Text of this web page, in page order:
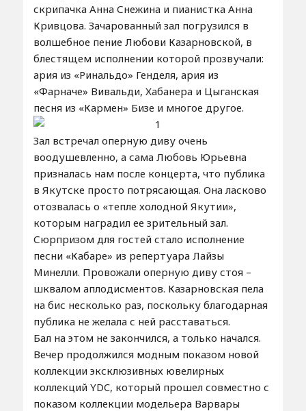
скрипачка Анна Снежина и пианистка Анна
Кривцова. Зачарованный зал погрузился в
волшебное пение Любови Казарновской, в
блестящем исполнении которой прозвучали:
ария из «Ринальдо» Генделя, ария из
«Фарначе» Вивальди, Хабанера и Цыганская
песня из «Кармен» Бизе и многое другое.
Зал встречал оперную диву очень
воодушевленно, а сама Любовь Юрьевна
призналась нам после концерта, что публика
в Якутске просто потрясающая. Она ласково
отозвалась о «тепле холодной Якутии»,
которым наградил ее зрительный зал.
Сюрпризом для гостей стало исполнение
песни «Кабаре» из репертуара Лайзы
Минелли. Провожали оперную диву стоя –
шквалом аплодисментов. Казарновская пела
на бис несколько раз, поскольку благодарная
публика не желала с ней расставаться.
Бал на этом не закончился, а только начался.
Вечер продолжился модным показом новой
коллекции эксклюзивных ювелирных
коллекций YDC, который прошел совместно с
показом коллекции модельера Варвары